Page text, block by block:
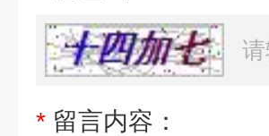
* 留言内容：